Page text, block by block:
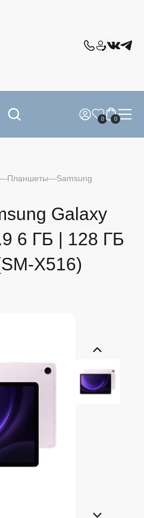
0 0
Планшеты
Samsung
Galaxy
6 ГБ | 128 ГБ
X516)